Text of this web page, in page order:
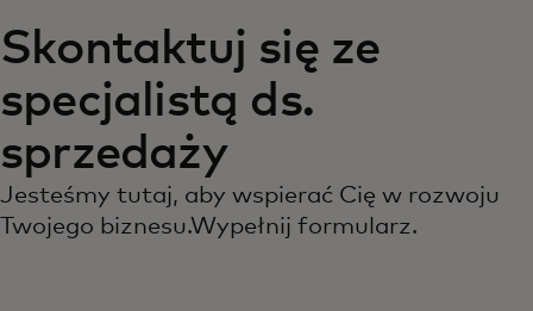
Dla świata
Dla innowatorów
Aktualności i trendy
Skontaktuj się ze
specjalistą ds.
sprzedaży
Jesteśmy tutaj, aby wspierać Cię w rozwoju
Twojego biznesu.Wypełnij formularz.